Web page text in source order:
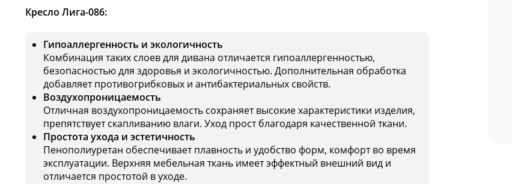
Кресло Лига-086:
Гипоаллергенность и экологичность
Комбинация таких слоев для дивана отличается гипоаллергенностью,
безопасностью для здоровья и экологичностью. Дополнительная обработка
добавляет противогрибковых и антибактериальных свойств.
Воздухопроницаемость
Отличная воздухопроницаемость сохраняет высокие характеристики изделия,
препятствует скапливанию влаги. Уход прост благодаря качественной ткани.
Простота ухода и эстетичность
Пенополиуретан обеспечивает плавность и удобство форм, комфорт во время
эксплуатации. Верхняя мебельная ткань имеет эффектный внешний вид и
отличается простотой в уходе.